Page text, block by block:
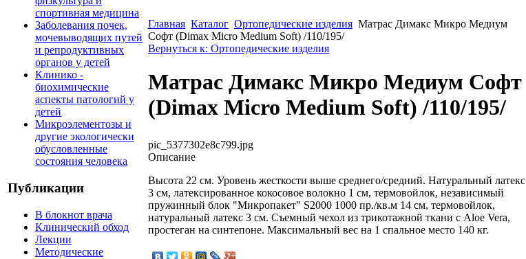
спортивная медицина
Заболевания почек,
мочевыводящих путей
и репродуктивных
органов у детей
Клинико -
биохимические
аспекты патологий у
детей
Микроэлементозы и
другие экологически
обусловленные
состояния человека
Публикации
В блокнот врача
Клинический обход
Лекции
Методические
Главная Каталог Ортопедические изделия Матрас Димакс Микро Медиум
Софт (Dimax Micro Medium Soft) /110/195/
Вернуться к: Ортопедические изделия
Матрас Димакс Микро Медиум Софт
(Dimax Micro Medium Soft) /110/195/
pic_5377302e8c799.jpg
Описание
Высота 22 см. Уровень жесткости выше среднего/средний. Натуральный латекс
3 см, латексированное кокосовое волокно 1 см, термовойлок, независимый
пружинный блок "Микропакет" S2000 1000 пр./кв.м 14 см, термовойлок,
натуральный латекс 3 см. Съемный чехол из трикотажной ткани с Aloe Vera,
простеган на синтепоне. Максимальный вес на 1 спальное место 140 кг.